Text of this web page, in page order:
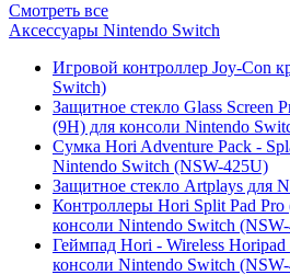
Смотреть все
Аксессуары Nintendo Switch
Игровой контроллер Joy-Con
Switch)
Защитное стекло Glass Screen
(9H) для консоли Nintendo
Сумка Hori Adventure Pack -
Nintendo Switch (NSW-425U)
Защитное стекло Artplays для
Контроллеры Hori Split Pad
консоли Nintendo Switch
Геймпад Hori - Wireless
консоли Nintendo Switch